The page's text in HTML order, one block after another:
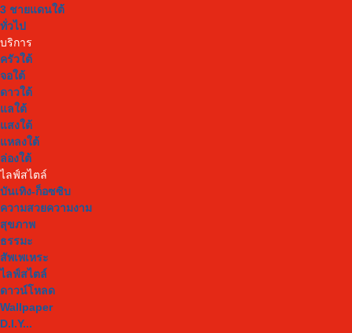
3 ชายแดนใต้
ทั่วไป
บริการ
ครัวใต้
จอใต้
ดาวใต้
แลใต้
แสงใต้
แหลงใต้
ล่องใต้
ไลฟ์สไตล์
บันเทิง-ก็อซซิบ
ความสวยความงาม
สุขภาพ
ธรรมะ
สัพเพเหระ
ไลฟ์สไตล์
ดาวน์โหลด
Wallpaper
D.I.Y...